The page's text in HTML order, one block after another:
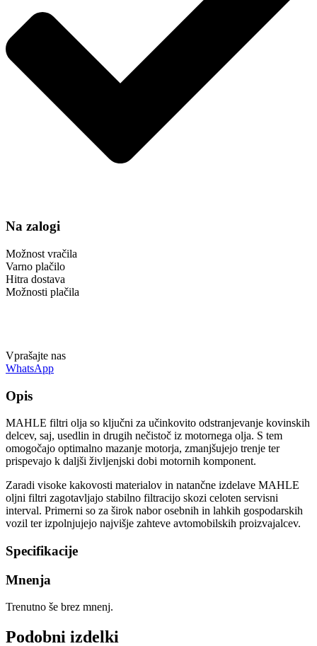
Na zalogi
Možnost vračila
Varno plačilo
Hitra dostava
Možnosti plačila
Vprašajte nas
WhatsApp
Opis
MAHLE filtri olja so ključni za učinkovito odstranjevanje kovinskih
delcev, saj, usedlin in drugih nečistoč iz motornega olja. S tem
omogočajo optimalno mazanje motorja, zmanjšujejo trenje ter
prispevajo k daljši življenjski dobi motornih komponent.
Zaradi visoke kakovosti materialov in natančne izdelave MAHLE
oljni filtri zagotavljajo stabilno filtracijo skozi celoten servisni
interval. Primerni so za širok nabor osebnih in lahkih gospodarskih
vozil ter izpolnjujejo najvišje zahteve avtomobilskih proizvajalcev.
Specifikacije
Mnenja
Trenutno še brez mnenj.
Podobni izdelki